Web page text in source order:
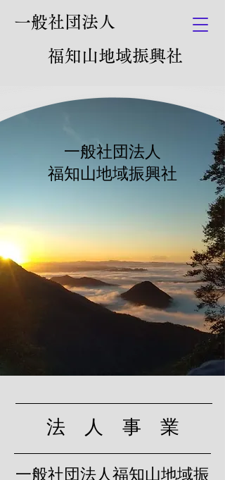
一般社団法人
福知山地域振興社
一般社団法人
​福知山地域振興社
法 人 事 業
一般社団法人福知山地域振